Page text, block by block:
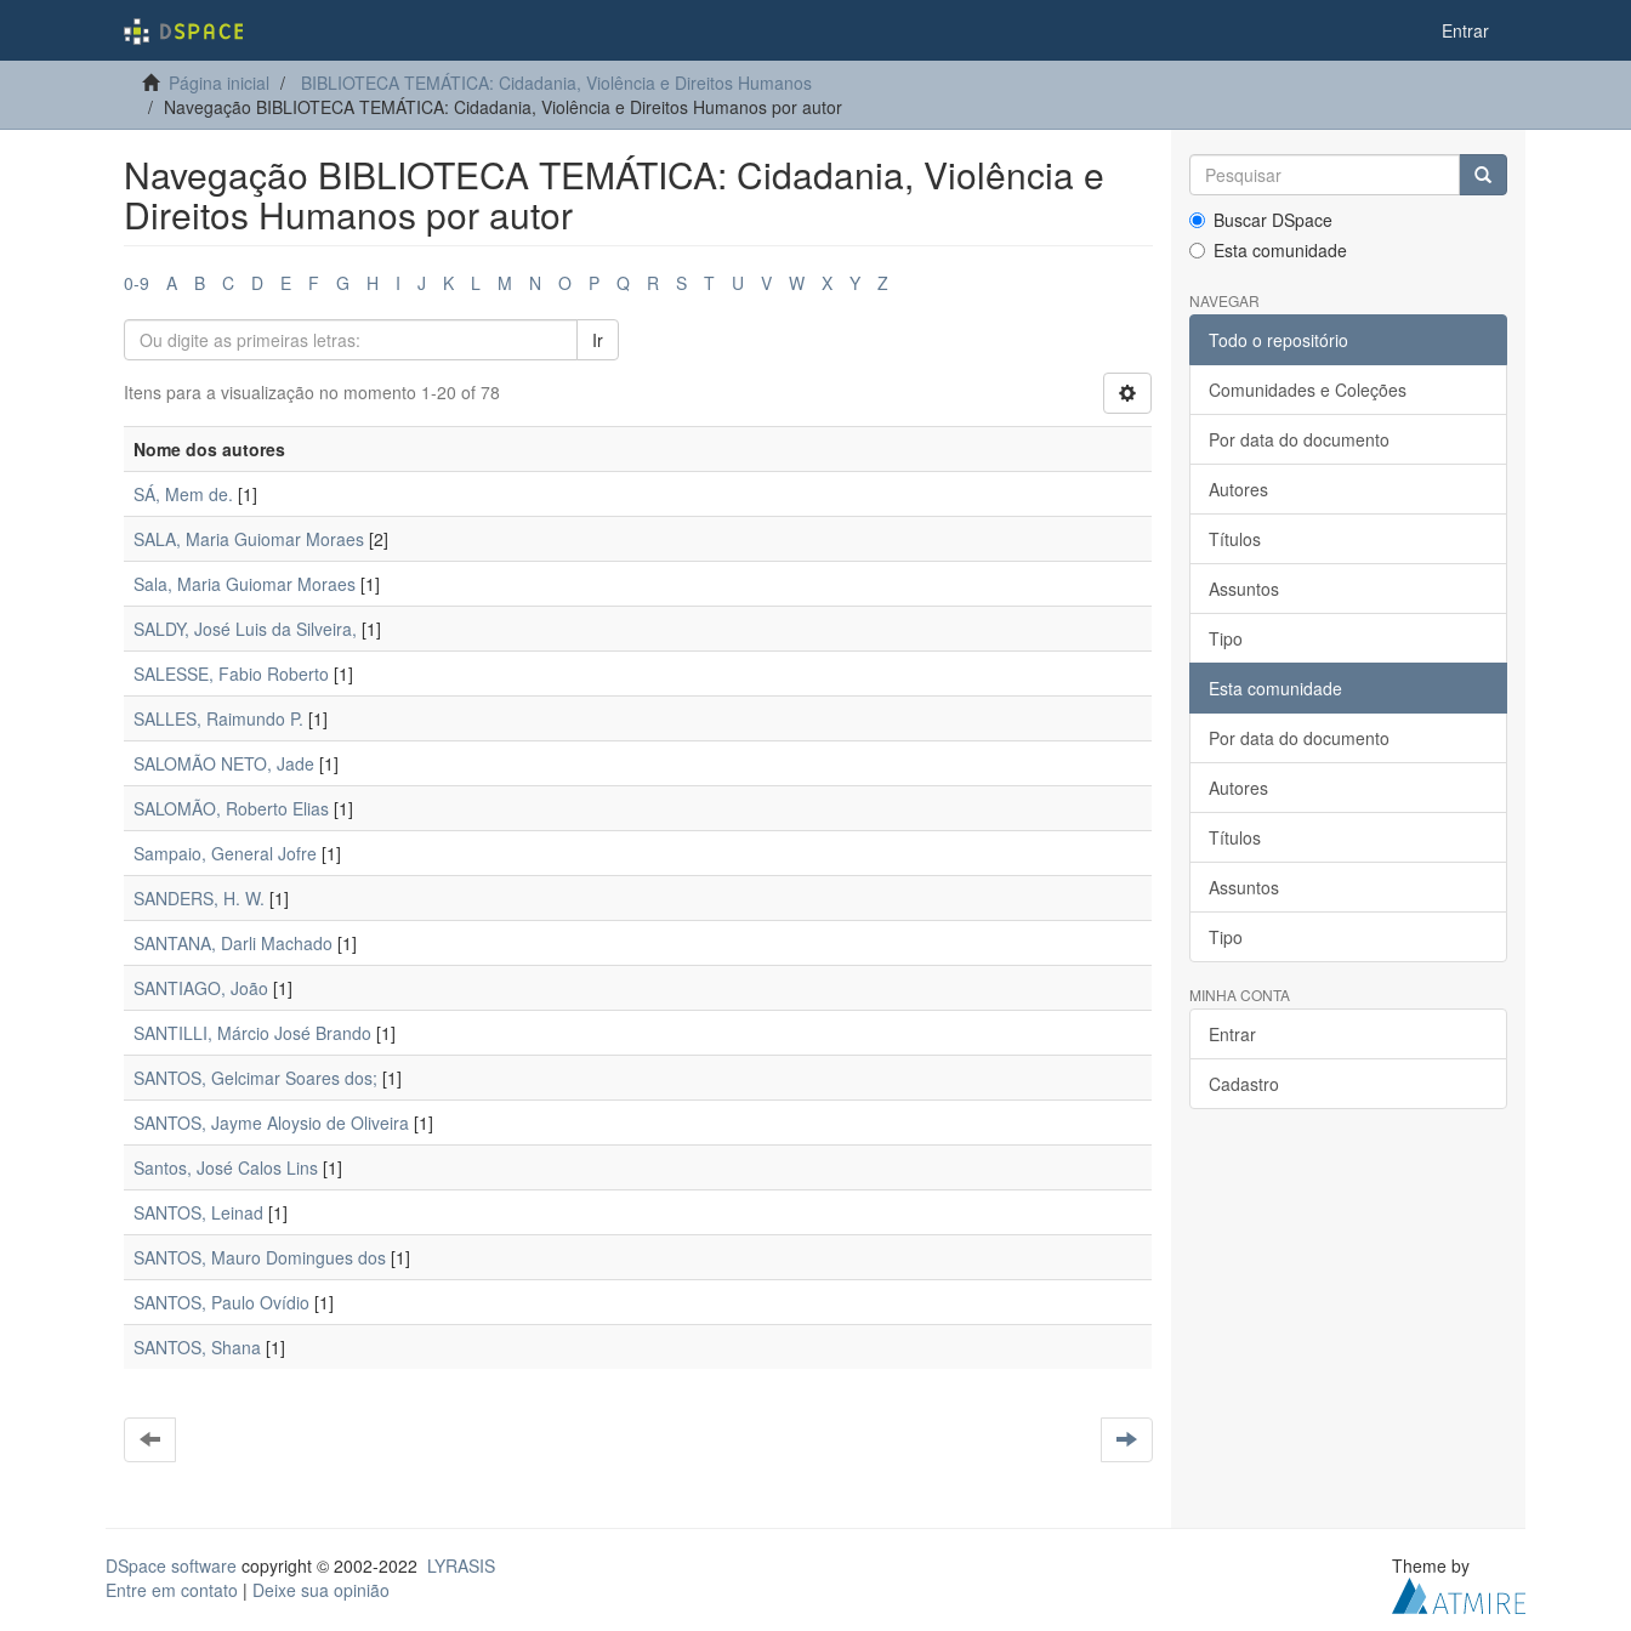
Entrar
Página inicial
BIBLIOTECA TEMÁTICA: Cidadania, Violência e Direitos Humanos
Navegação BIBLIOTECA TEMÁTICA: Cidadania, Violência e Direitos Humanos por autor
Navegação BIBLIOTECA TEMÁTICA: Cidadania, Violência e
Direitos Humanos por autor
0-9 A B C D E F G H I J K L M N O P Q R S T U V W X Y Z
Ir
Itens para a visualização no momento 1-20 of 78
Nome dos autores
SÁ, Mem de. [1]
SALA, Maria Guiomar Moraes [2]
Sala, Maria Guiomar Moraes [1]
SALDY, José Luis da Silveira, [1]
SALESSE, Fabio Roberto [1]
SALLES, Raimundo P. [1]
SALOMÃO NETO, Jade [1]
SALOMÃO, Roberto Elias [1]
Sampaio, General Jofre [1]
SANDERS, H. W. [1]
SANTANA, Darli Machado [1]
SANTIAGO, João [1]
SANTILLI, Márcio José Brando [1]
SANTOS, Gelcimar Soares dos; [1]
SANTOS, Jayme Aloysio de Oliveira [1]
Santos, José Calos Lins [1]
SANTOS, Leinad [1]
SANTOS, Mauro Domingues dos [1]
SANTOS, Paulo Ovídio [1]
SANTOS, Shana [1]
Buscar DSpace
Esta comunidade
NAVEGAR
Todo o repositório
Comunidades e Coleções
Por data do documento
Autores
Títulos
Assuntos
Tipo
Esta comunidade
Por data do documento
Autores
Títulos
Assuntos
Tipo
MINHA CONTA
Entrar
Cadastro
DSpace software copyright © 2002-2022 LYRASIS
Entre em contato | Deixe sua opinião
Theme by